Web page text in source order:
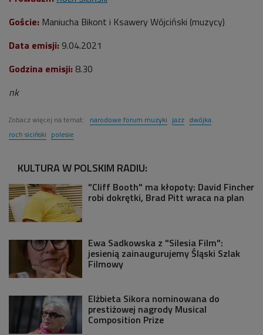
Goście: Maniucha Bikont i Ksawery Wójciński (muzycy)
Data emisji: 9.04.2021
Godzina emisji: 8.30
nk
Zobacz więcej na temat: narodowe forum muzyki jazz dwójka
roch siciński polesie
KULTURA W POLSKIM RADIU:
"Cliff Booth" ma kłopoty: David Fincher
robi dokrętki, Brad Pitt wraca na plan
Ewa Sadkowska z "Silesia Film":
jesienią zainaugurujemy Śląski Szlak
Filmowy
Elżbieta Sikora nominowana do
prestiżowej nagrody Musical
Composition Prize